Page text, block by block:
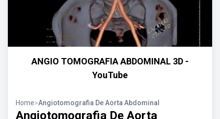
ANGIO TOMOGRAFIA ABDOMINAL 3D -
YouTube
Home>Angiotomografia De Aorta Abdominal
Angiotomografia De Aorta